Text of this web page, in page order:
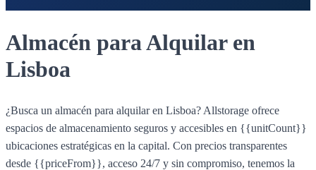
Almacén para Alquilar en
Lisboa
¿Busca un almacén para alquilar en Lisboa? Allstorage ofrece
espacios de almacenamiento seguros y accesibles en {{unitCount}}
ubicaciones estratégicas en la capital. Con precios transparentes
desde {{priceFrom}}, acceso 24/7 y sin compromiso, tenemos la